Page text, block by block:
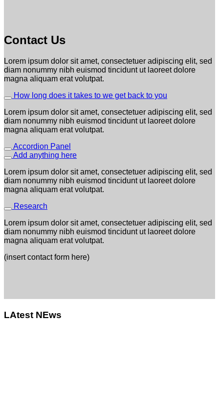
Contact Us
Lorem ipsum dolor sit amet, consectetuer adipiscing elit, sed
diam nonummy nibh euismod tincidunt ut laoreet dolore
magna aliquam erat volutpat.
How long does it takes to we get back to you
Lorem ipsum dolor sit amet, consectetuer adipiscing elit, sed
diam nonummy nibh euismod tincidunt ut laoreet dolore
magna aliquam erat volutpat.
Accordion Panel
Add anything here
Lorem ipsum dolor sit amet, consectetuer adipiscing elit, sed
diam nonummy nibh euismod tincidunt ut laoreet dolore
magna aliquam erat volutpat.
Research
Lorem ipsum dolor sit amet, consectetuer adipiscing elit, sed
diam nonummy nibh euismod tincidunt ut laoreet dolore
magna aliquam erat volutpat.
(insert contact form here)
LAtest NEws